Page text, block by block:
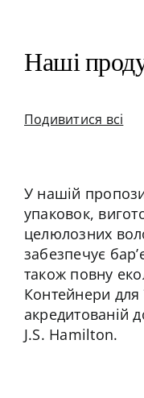
Наші
Подивитися всі
У нашій
упаковок,
целюлозних
забезпечує
також повну
Контейнери для
акредитованій
J.S. Hamilton.